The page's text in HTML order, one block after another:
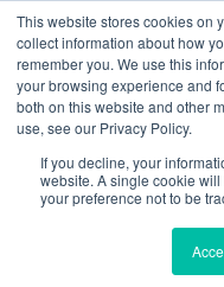
This website stores cookies on
collect information about how
remember you. We use this
your browsing experience and
both on this website and other
use, see our Privacy Policy.
If you decline, your
website. A single cookie
your preference not to be
Aller
au
contenu
principal
01 84 20 18 48
Spécialiste
de la
à Paris La